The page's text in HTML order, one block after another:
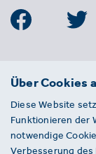
BDE
Entsorgungs-,
Von-der-Heydt-
Über Cookies
Diese Website
Funktionieren der
notwendige
Verbesserung